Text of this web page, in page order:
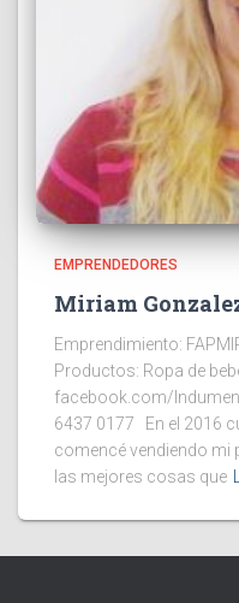
EMPRENDEDORES
Miriam
Emprendimiento:
Productos: Ropa de
facebook.com/
6437 0177 En el 2016
comencé vendiendo mi
las mejores cosas que